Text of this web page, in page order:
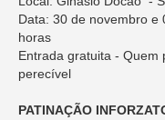
Data: 30 de novembro e
horas
Entrada gratuita - Quem
perecível
PATINAÇÃO